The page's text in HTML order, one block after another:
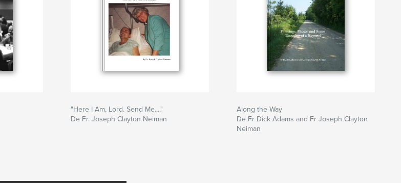
"Here I Am, Lord. Send Me...."
De Fr. Joseph Clayton Neiman
Along the Way
De Fr Dick Adams and Fr Joseph Clayton
Neiman